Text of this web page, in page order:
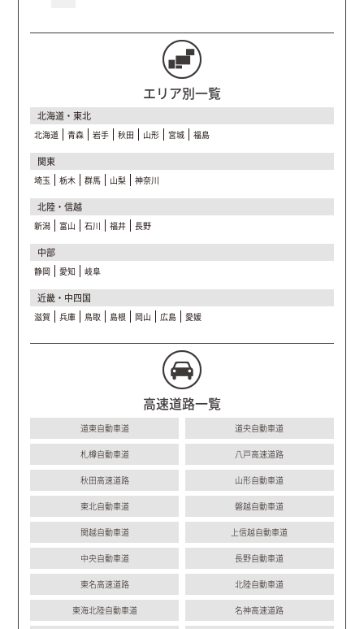
エリア別一覧
北海道・東北
北海道 青森 岩手 秋田 山形 宮城 福島
関東
埼玉 栃木 群馬 山梨 神奈川
北陸・信越
新潟 富山 石川 福井 長野
中部
静岡 愛知 岐阜
近畿・中四国
滋賀 兵庫 鳥取 島根 岡山 広島 愛媛
高速道路一覧
道東自動車道 道央自動車道
札樽自動車道 八戸高速道路
秋田高速道路 山形自動車道
東北自動車道 磐越自動車道
関越自動車道 上信越自動車道
中央自動車道 長野自動車道
東名高速道路 北陸自動車道
東海北陸自動車道 名神高速道路